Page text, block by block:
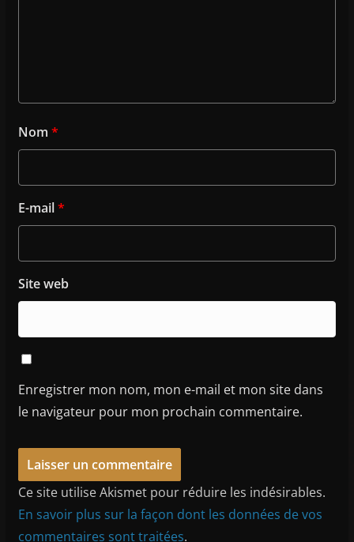
Nom *
E-mail*
Site web
Enregistrer mon nom, mon e-mail et mon site dans
le navigateur pour mon prochain commentaire.
Ce site utilise Akismet pour réduire les indésirables.
En savoir plus sur la façon dont les données de vos
commentaires sont traitées.